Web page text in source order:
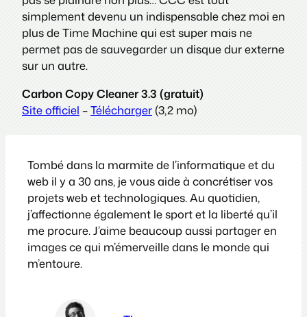
simplement devenu un indispensable chez moi en
plus de Time Machine qui est super mais ne
permet pas de sauvegarder un disque dur externe
sur un autre.
Carbon Copy Cleaner 3.3 (gratuit)
Site officiel –Télécharger(3,2 mo)
Tombé dans la marmite de l’informatique et du
web il y a 30 ans, je vous aide à concrétiser vos
projets web et technologiques. Au quotidien,
j’affectionne également le sport et la liberté qu’il
me procure. J’aime beaucoup aussi partager en
images ce qui m’émerveille dans le monde qui
m’entoure.